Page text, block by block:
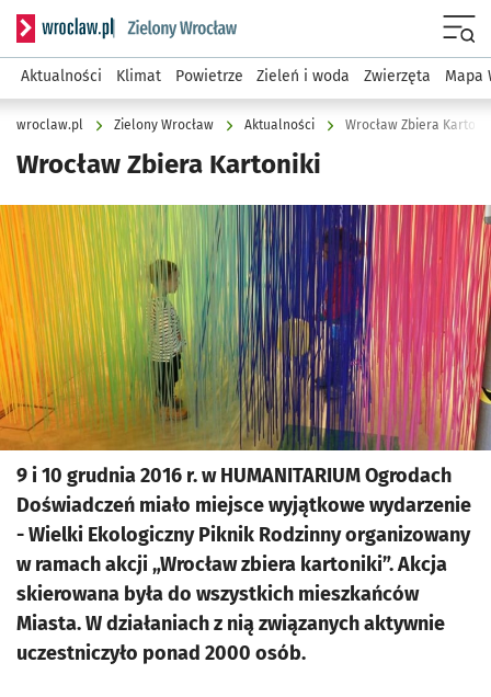
Serwis informacyjny wroclaw.pl podserwis: Środowisko we
Aktualności Klimat Powietrze Zieleń i woda Zwierzęta Mapa
wroclaw.pl Zielony Wrocław Aktualności Wrocław Zbiera
Wrocław Zbiera Kartoniki
Kliknij, aby powiększyć
9 i 10 grudnia 2016 r. w HUMANITARIUM Ogrodach
Doświadczeń miało miejsce wyjątkowe wydarzenie
- Wielki Ekologiczny Piknik Rodzinny organizowany
w ramach akcji „Wrocław zbiera kartoniki”. Akcja
skierowana była do wszystkich mieszkańców
Miasta. W działaniach z nią związanych aktywnie
uczestniczyło ponad 2000 osób.